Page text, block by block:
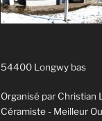
54400 Longwy bas
Organisé par Christian
Céramiste - Meilleur